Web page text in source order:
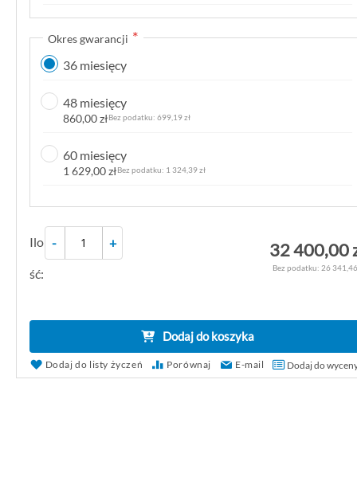
Okres gwarancji
36 miesięcy
48 miesięcy
860,00 zł 699,19 zł
60 miesięcy
1 629,00 zł 1 324,39 zł
Ilo
ść:
- + 32 400,00
26
Dodaj do koszyka
Dodaj do listy życzeń Porównaj E-mail Dodaj do